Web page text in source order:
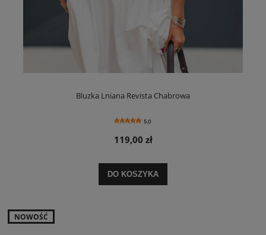
Bluzka Lniana Revista Chabrowa
5.0
119,00 zł
DO KOSZYKA
NOWOŚĆ